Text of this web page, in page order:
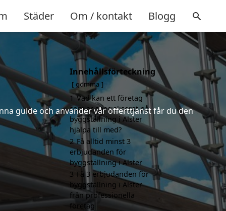
Städer Om / kontakt Blogg
guide och använder vår offerttjänst får du den
Innehållsförteckning
gömma
1 Vad kan ett företag
som är specialiserat på
byggställning i Alster
hjälpa till med?
2 Få alltid minst 3
erbjudanden för
byggställning i Alster
3 Få 3 erbjudanden för
byggställning i Alster
från professionella
företag